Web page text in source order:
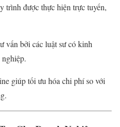
trình được thực hiện trực tuyến,
vấn bởi các luật sư có kinh
giúp tối ưu hóa chi phí so với